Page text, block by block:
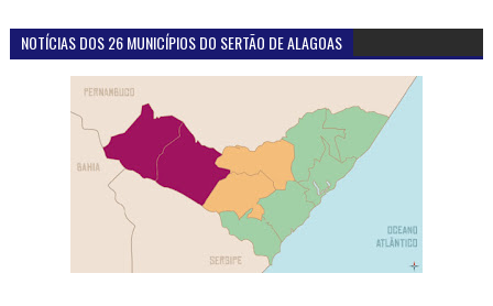
NOTÍCIAS DOS 26 MUNICÍPIOS DO SERTÃO DE ALAGOAS